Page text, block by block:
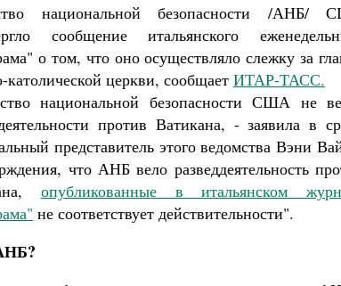
национальной безопасности /АНБ/
сообщение итальянского
о том, что оно осуществляло слежку за
католической церкви, сообщает ИТАР-ТАСС.
национальной безопасности США не
против Ватикана, - заявила в
представитель этого ведомства Вэни
что АНБ вело разведдеятельность
опубликованные в итальянском
не соответствует действительности".